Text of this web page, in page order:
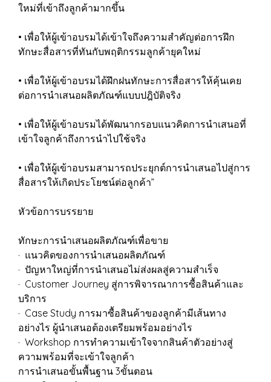
ใหม่ที่เข้าถึงลูกค้ามากขึ้น
• เพื่อให้ผู้เข้าอบรมได้เข้าใจถึงความสำคัญต่อการฝึก
ทักษะสื่อสารที่ทันกับพฤติกรรมลูกค้ายุคใหม่
• เพื่อให้ผู้เข้าอบรมได้ฝึกฝนทักษะการสื่อสารให้คุ้นเคย
ต่อการนำเสนอผลิตภัณฑ์แบบปฎิบัติจริง
• เพื่อให้ผู้เข้าอบรมได้พัฒนากรอบแนวคิดการนำเสนอที่
เข้าใจลูกค้าถึงการนำไปใช้จริง
• เพื่อให้ผู้เข้าอบรมสามารถประยุกต์การนำเสนอไปสู่การ
สื่อสารให้เกิดประโยชน์ต่อลูกค้า”
หัวข้อการบรรยาย
ทักษะการนำเสนอผลิตภัณฑ์เพื่อขาย
· แนวคิดของการนำเสนอผลิตภัณฑ์
· ปัญหาใหญ่ที่การนำเสนอไม่ส่งผลสู่ความสำเร็จ
· Customer Journey สู่การพิจารณาการซื้อสินค้าและ
บริการ
· Case Study การมาซื้อสินค้าของลูกค้ามีเส้นทาง
อย่างไร ผู้นำเสนอต้องเตรียมพร้อมอย่างไร
· Workshop การทำความเข้าใจจากสินค้าตัวอย่างสู่
ความพร้อมที่จะเข้าใจลูกค้า
การนำเสนอขั้นพื้นฐาน 3ขั้นตอน